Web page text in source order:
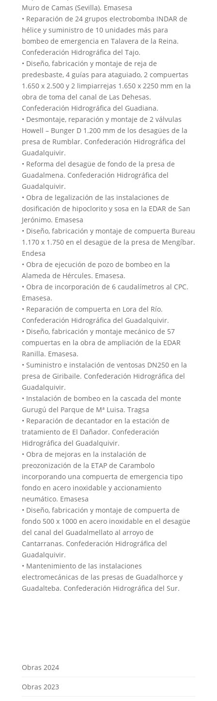
Muro de Camas (Sevilla). Emasesa
• Reparación de 24 grupos electrobomba INDAR de
hélice y suministro de 10 unidades más para
bombeo de emergencia en Talavera de la Reina.
Confederación Hidrográfica del Tajo.
• Diseño, fabricación y montaje de reja de
predesbaste, 4 guías para ataguiado, 2 compuertas
1.650 x 2.500 y 2 limpiarrejas 1.650 x 2250 mm en la
obra de toma del canal de Las Dehesas.
Confederación Hidrográfica del Guadiana.
• Desmontaje, reparación y montaje de 2 válvulas
Howell – Bunger D 1.200 mm de los desagües de la
presa de Rumblar. Confederación Hidrográfica del
Guadalquivir.
• Reforma del desagüe de fondo de la presa de
Guadalmena. Confederación Hidrográfica del
Guadalquivir.
• Obra de legalización de las instalaciones de
dosificación de hipoclorito y sosa en la EDAR de San
Jerónimo. Emasesa
• Diseño, fabricación y montaje de compuerta Bureau
1.170 x 1.750 en el desagüe de la presa de Mengíbar.
Endesa
• Obra de ejecución de pozo de bombeo en la
Alameda de Hércules. Emasesa.
• Obra de incorporación de 6 caudalímetros al CPC.
Emasesa.
• Reparación de compuerta en Lora del Río.
Confederación Hidrográfica del Guadalquivir.
• Diseño, fabricación y montaje mecánico de 57
compuertas en la obra de ampliación de la EDAR
Ranilla. Emasesa.
• Suministro e instalación de ventosas DN250 en la
presa de Giribaile. Confederación Hidrográfica del
Guadalquivir.
• Instalación de bombeo en la cascada del monte
Gurugú del Parque de Mª Luisa. Tragsa
• Reparación de decantador en la estación de
tratamiento de El Dañador. Confederación
Hidrográfica del Guadalquivir.
• Obra de mejoras en la instalación de
preozonización de la ETAP de Carambolo
incorporando una compuerta de emergencia tipo
fondo en acero inoxidable y accionamiento
neumático. Emasesa
• Diseño, fabricación y montaje de compuerta de
fondo 500 x 1000 en acero inoxidable en el desagüe
del canal del Guadalmellato al arroyo de
Cantarranas. Confederación Hidrográfica del
Guadalquivir.
• Mantenimiento de las instalaciones
electromecánicas de las presas de Guadalhorce y
Guadalteba. Confederación Hidrográfica del Sur.
Obras 2024
Obras 2023